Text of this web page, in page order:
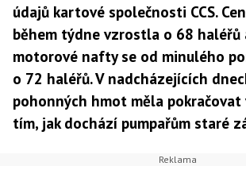
údajů kartové společnosti CCS.
během týdne vzrostla o 68 haléřů
motorové nafty se od minulého
o 72 haléřů. V nadcházejících
pohonných hmot měla pokračovat
tím, jak dochází pumpařům staré